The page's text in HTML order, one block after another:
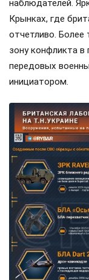
наблюдателей.
Крынках, где
отчетливо. Более
зону конфликта в
передовых
инициатором.